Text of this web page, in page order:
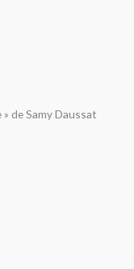
de Samy Daussat